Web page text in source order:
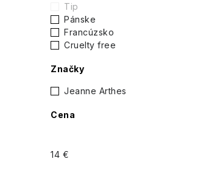
ý
p
a
n
e
l
Tip
Pánske
Francúzsko
Cruelty free
Značky
Jeanne Arthes
Cena
14 €